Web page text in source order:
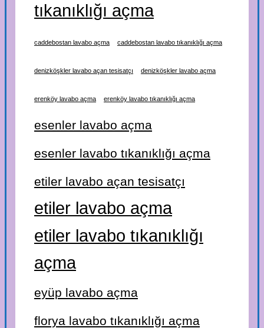
tıkanıklığı açma
caddebostan lavabo açma caddebostan lavabo tıkanıklığı açma
denizköşkler lavabo açan tesisatçı denizköşkler lavabo açma
erenköy lavabo açma erenköy lavabo tıkanıklığı açma
esenler lavabo açma
esenler lavabo tıkanıklığı açma
etiler lavabo açan tesisatçı
etiler lavabo açma
etiler lavabo tıkanıklığı
açma
eyüp lavabo açma
florya lavabo tıkanıklığı açma